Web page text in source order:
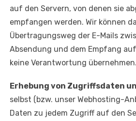
auf den Servern, von denen sie
empfangen werden. Wir können
Übertragungsweg der E-Mails
Absendung und dem Empfang
keine Verantwortung übernehmen.
Erhebung von Zugriffsdaten
selbst (bzw. unser Webhosting-
Daten zu jedem Zugriff auf den